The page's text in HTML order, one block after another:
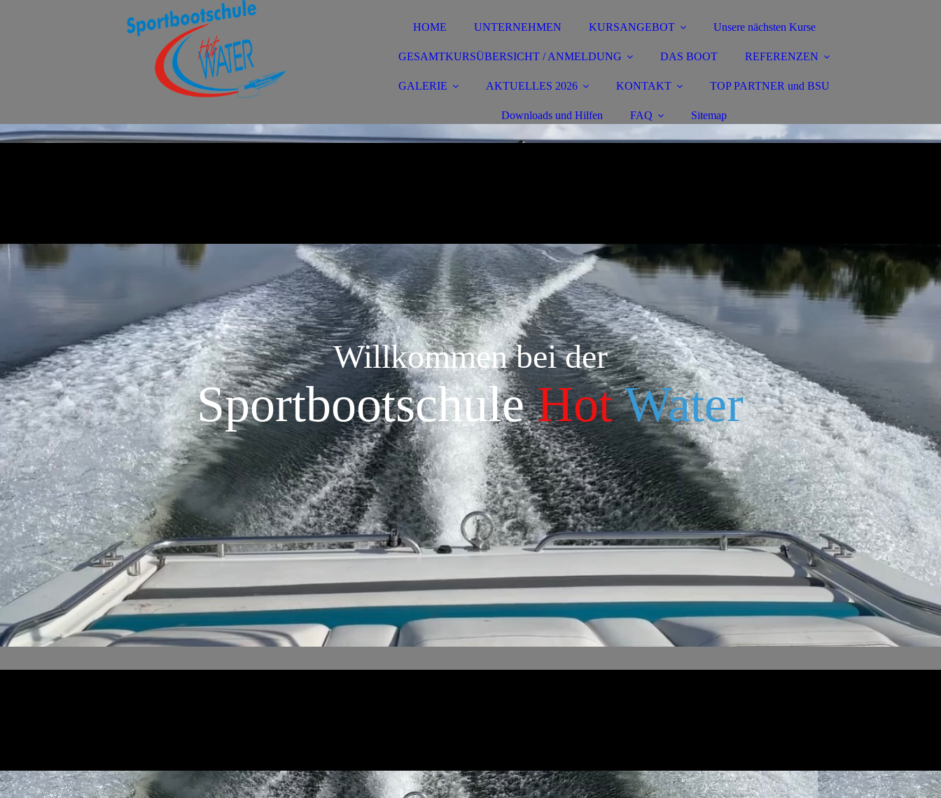
HOME UNTERNEHMEN KURSANGEBOT Unsere nächsten Kurse
GESAMTKURSÜBERSICHT / ANMELDUNG DAS BOOT REFERENZEN
GALERIE AKTUELLES 2026 KONTAKT TOP PARTNER und BSU
Downloads und Hilfen FAQ Sitemap
Willkommen bei der
Sportbootschule Hot Water